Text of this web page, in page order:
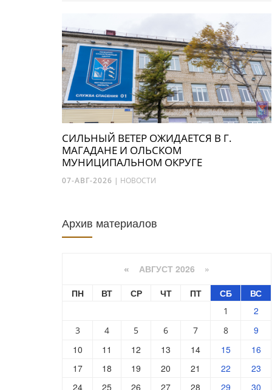
СИЛЬНЫЙ ВЕТЕР ОЖИДАЕТСЯ В Г.
МАГАДАНЕ И ОЛЬСКОМ
МУНИЦИПАЛЬНОМ ОКРУГЕ
07-АВГ-2026 | НОВОСТИ
Архив материалов
« АВГУСТ 2026 »
ПН
ВТ СР ЧТ ПТ СБ ВС
1 2
3 4 5 6 7 8
9
10
11 12 13 14 15
16
17
18 19 20 21 22
23
24
25 26 27 28 29 30